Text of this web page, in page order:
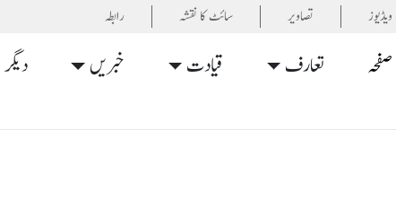
ویڈیوز تصاویر سائٹ کا نقشہ رابطہ
صفحہ
تعارف قیادت خبریں دیگر